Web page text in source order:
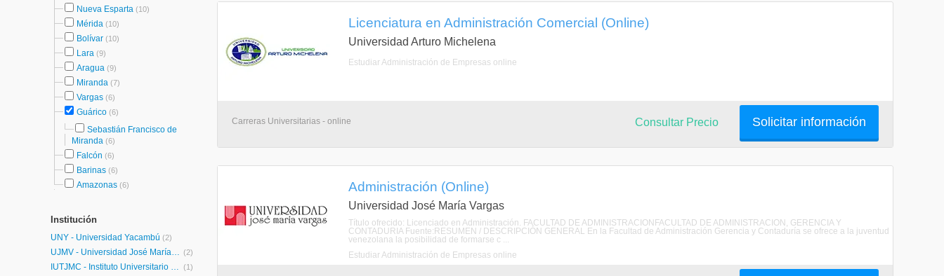
Nueva Esparta (10)
Mérida (10)
Bolívar (10)
Lara (9)
Aragua (9)
Miranda (7)
Vargas (6)
Guárico (6)
Sebastián Francisco de
Miranda (6)
Falcón (6)
Barinas (6)
Amazonas (6)
Institución
UNY - Universidad Yacambú (2)
UJMV - Universidad José María Vargas (2)
IUTJMC - Instituto Universitario de Tecnología José María Carreño (1)
Licenciatura en Administración Comercial (Online)
Universidad Arturo Michelena
Estudiar Administración de Empresas online
Carreras Universitarias - online Solicitar información
Consultar Precio
Administración (Online)
Universidad José María Vargas
Título ofrecido: Licenciado en Administración. FACULTAD DE ADMINISTRACIONFACULTAD DE ADMINISTRACION, GERENCIA Y
CONTADURIA Fuente:RESUMEN / DESCRIPCIÓN GENERAL En la Facultad de Administración Gerencia y Contaduría se ofrece a la juventud
venezolana la posibilidad de formarse c ...
Estudiar Administración de Empresas online